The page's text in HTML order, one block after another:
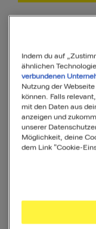
Ist
Indem du auf
ähnlichen
verbundenen
Nutzung der
können. Falls
mit den Daten aus
anzeigen und
unserer
Möglichkeit, deine
dem Link "Cookie-